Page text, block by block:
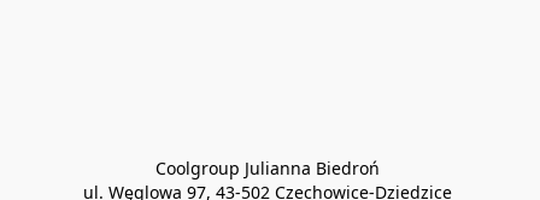
Coolgroup Julianna Biedroń
ul. Węglowa 97, 43-502 Czechowice-Dziedzice